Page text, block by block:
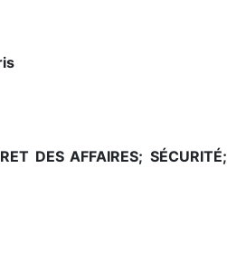
DES AFFAIRES; SÉCURITÉ;